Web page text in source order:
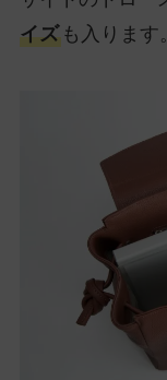
イズも入ります。